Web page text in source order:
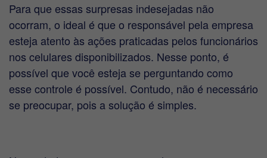
Para que essas surpresas indesejadas não
ocorram, o ideal é que o responsável pela empresa
esteja atento às ações praticadas pelos funcionários
nos celulares disponibilizados. Nesse ponto, é
possível que você esteja se perguntando como
esse controle é possível. Contudo, não é necessário
se preocupar, pois a solução é simples.